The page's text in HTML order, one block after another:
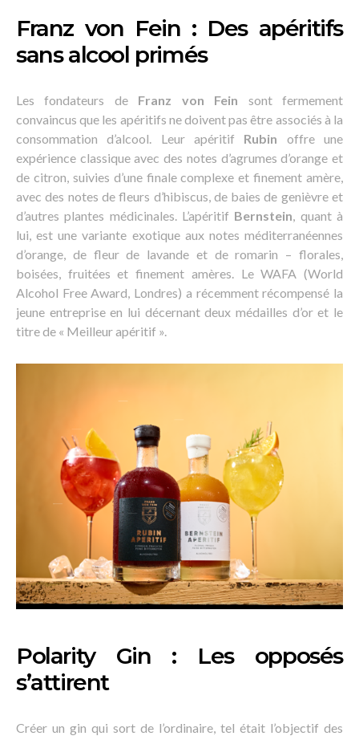
Franz von Fein : Des apéritifs
sans alcool primés
Les fondateurs de Franz von Fein sont fermement
convaincus que les apéritifs ne doivent pas être associés à la
consommation d’alcool. Leur apéritif Rubin offre une
expérience classique avec des notes d’agrumes d’orange et
de citron, suivies d’une finale complexe et finement amère,
avec des notes de fleurs d’hibiscus, de baies de genièvre et
d’autres plantes médicinales. L’apéritif Bernstein, quant à
lui, est une variante exotique aux notes méditerranéennes
d’orange, de fleur de lavande et de romarin – florales,
boisées, fruitées et finement amères. Le WAFA (World
Alcohol Free Award, Londres) a récemment récompensé la
jeune entreprise en lui décernant deux médailles d’or et le
titre de « Meilleur apéritif ».
Polarity Gin : Les opposés
s’attirent
Créer un gin qui sort de l’ordinaire, tel était l’objectif des